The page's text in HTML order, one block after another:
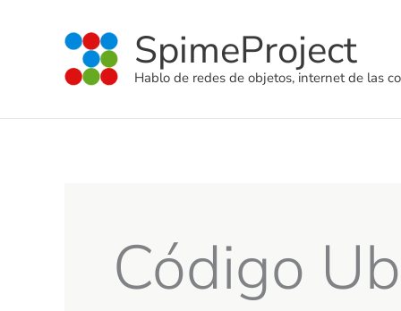
contenido
SpimeProject
Hablo de redes de objetos, internet de las
Código